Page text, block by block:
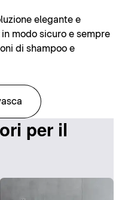
elegante e
modo sicuro e sempre
di shampoo e
per il